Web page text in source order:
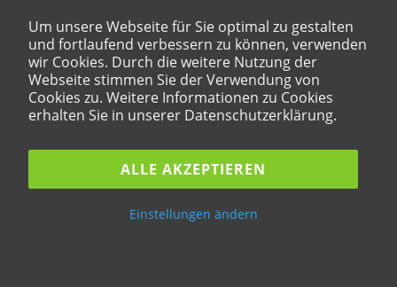
Um unsere Webseite für Sie optimal zu gestalten
und fortlaufend verbessern zu können, verwenden
wir Cookies. Durch die weitere Nutzung der
Webseite stimmen Sie der Verwendung von
Cookies zu. Weitere Informationen zu Cookies
erhalten Sie in unserer Datenschutzerklärung.
ALLE AKZEPTIEREN
Einstellungen ändern